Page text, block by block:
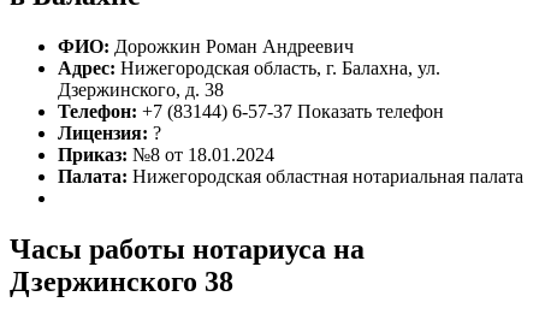
ФИО: Дорожкин Роман Андреевич
Адрес: Нижегородская область, г. Балахна, ул.
Дзержинского, д. 38
Телефон: +7 (83144) 6-57-37 Показать телефон
Лицензия: ?
Приказ: №8 от 18.01.2024
Палата: Нижегородская областная нотариальная палата
Часы работы нотариуса на
Дзержинского 38